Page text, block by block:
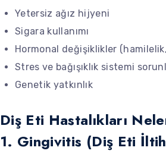
Yetersiz ağız hijyeni
Sigara kullanımı
Hormonal değişiklikler
Stres ve bağışıklık sistemi
Genetik yatkınlık
Diş Eti Hastalıkları
1. Gingivitis (Diş Eti